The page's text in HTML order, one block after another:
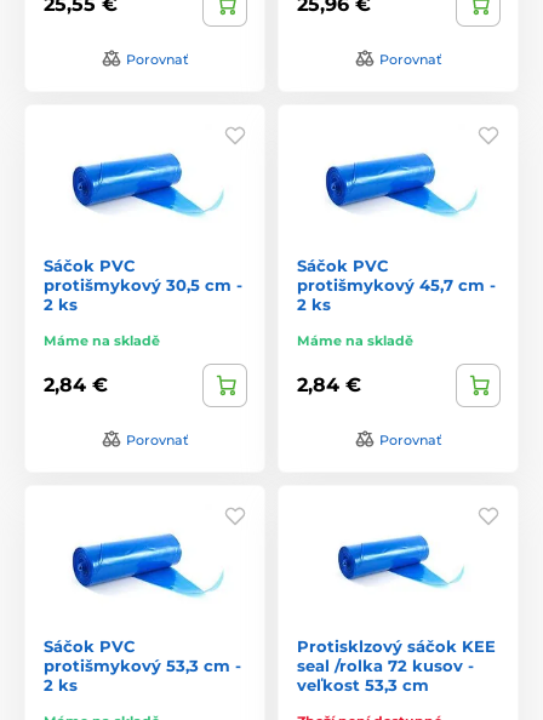
Porovnať Porovnať
Sáčok PVC
protišmykový 30,5 cm -
2 ks
Máme na skladě
2,84 €
Porovnať
Sáčok PVC
protišmykový 45,7 cm -
2 ks
Máme na skladě
2,84 €
Porovnať
Sáčok PVC
protišmykový 53,3 cm -
2 ks
Protisklzový sáčok KEE
seal /rolka 72 kusov -
veľkost 53,3 cm